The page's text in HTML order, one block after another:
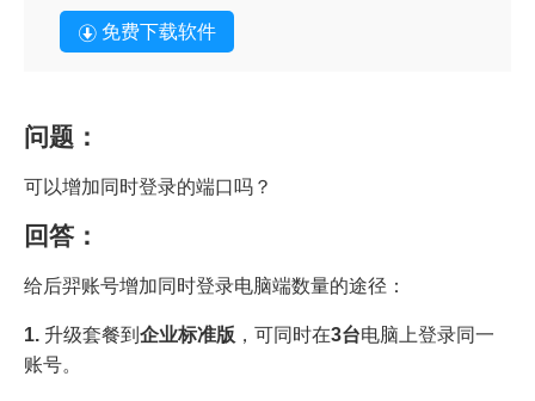
免费下载软件
问题：
可以增加同时登录的端口吗？
回答：
给后羿账号增加同时登录电脑端数量的途径：
1. 升级套餐到 企业标准版 ，可同时在3台电脑上登录同一
账号。